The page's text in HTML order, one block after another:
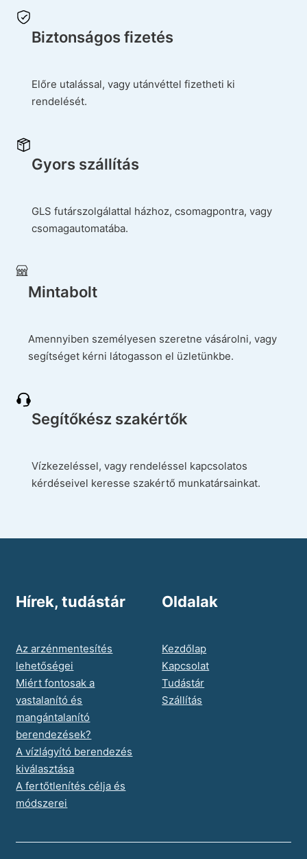
Biztonságos fizetés
Előre utalással, vagy utánvéttel fizetheti ki
rendelését.
Gyors szállítás
GLS futárszolgálattal házhoz, csomagpontra, vagy
csomagautomatába.
Mintabolt
Amennyiben személyesen szeretne vásárolni, vagy
segítséget kérni látogasson el üzletünkbe.
Segítőkész szakértők
Vízkezeléssel, vagy rendeléssel kapcsolatos
kérdéseivel keresse szakértő munkatársainkat.
Hírek, tudástár
Az arzénmentesítés
lehetőségei
Miért fontosak a
vastalanító és
mangántalanító
berendezések?
A vízlágyító berendezés
kiválasztása
A fertőtlenítés célja és
módszerei
Oldalak
Kezdőlap
Kapcsolat
Tudástár
Szállítás